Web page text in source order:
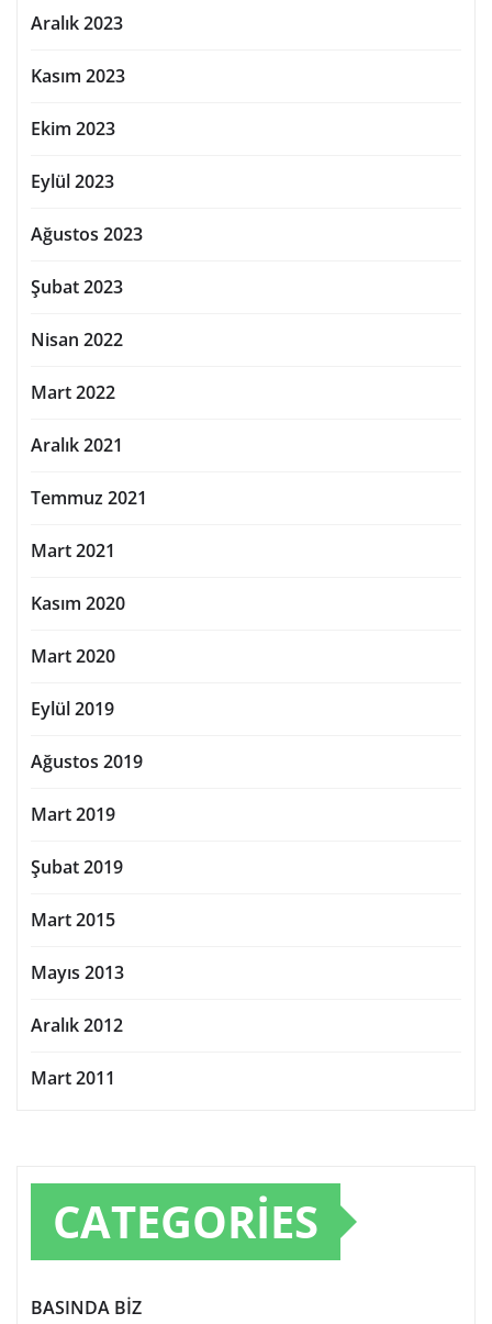
Aralık 2023
Kasım 2023
Ekim 2023
Eylül 2023
Ağustos 2023
Şubat 2023
Nisan 2022
Mart 2022
Aralık 2021
Temmuz 2021
Mart 2021
Kasım 2020
Mart 2020
Eylül 2019
Ağustos 2019
Mart 2019
Şubat 2019
Mart 2015
Mayıs 2013
Aralık 2012
Mart 2011
CATEGORIES
BASINDA BİZ